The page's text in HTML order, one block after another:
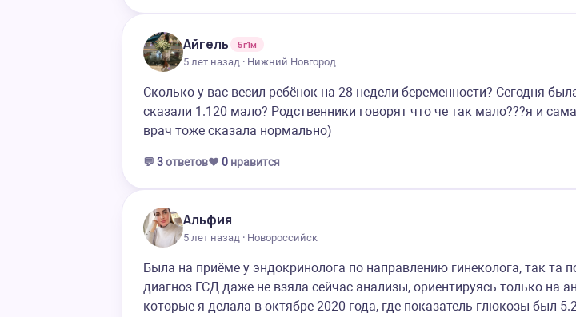
Айгель
5г1м
5 лет назад · Нижний Новгород
Сколько у вас весил ребёнок на 28 недели беременности? Сегодня
сказали 1.120 мало? Родственники говорят что че так мало???я и
врач тоже сказала нормально)
💬 3ответов❤️ 0 нравится
Альфия
5 лет назад · Новороссийск
Была на приёме у эндокринолога по направлению гинеколога, так та
диагноз ГСД даже не взяла сейчас анализы, ориентируясь только на
которые я делала в октябре 2020 года, где показатель глюкозы был